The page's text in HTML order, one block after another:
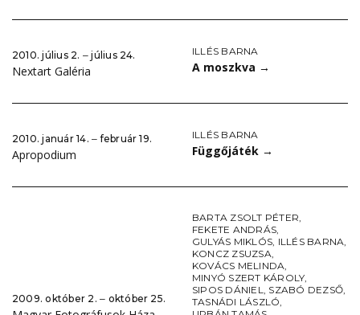
2010. július 2. ‒ július 24.
Nextart Galéria
ILLÉS BARNA
A moszkva →
2010. január 14. ‒ február 19.
Apropodium
ILLÉS BARNA
Függőjáték →
2009. október 2. ‒ október 25.
BARTA ZSOLT PÉTER,
FEKETE ANDRÁS,
GULYÁS MIKLÓS, ILLÉS BARNA,
KONCZ ZSUZSA,
KOVÁCS MELINDA,
MINYÓ SZERT KÁROLY,
SIPOS DÁNIEL, SZABÓ DEZSŐ,
TASNÁDI LÁSZLÓ,